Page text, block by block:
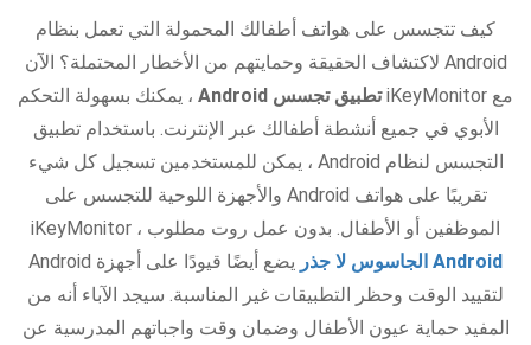
كيف تتجسس على هواتف أطفالك المحمولة التي تعمل بنظام
Android لاكتشاف الحقيقة وحمايتهم من الأخطار المحتملة؟ الآن
مع iKeyMonitor
تطبيق تجسس Android
، يمكنك بسهولة التحكم
الأبوي في جميع أنشطة أطفالك عبر الإنترنت. باستخدام تطبيق
التجسس لنظام Android ، يمكن للمستخدمين تسجيل كل شيء
تقريبًا على هواتف Android والأجهزة اللوحية للتجسس على
الموظفين أو الأطفال. بدون عمل روت مطلوب ، iKeyMonitor
Android الجاسوس لا جذر
يضع أيضًا قيودًا على أجهزة Android
لتقييد الوقت وحظر التطبيقات غير المناسبة. سيجد الآباء أنه من
المفيد حماية عيون الأطفال وضمان وقت واجباتهم المدرسية عن